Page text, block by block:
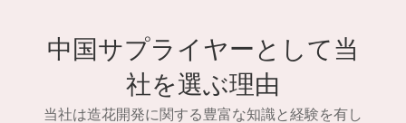
中国サプライヤーとして当
社を選ぶ理由
当社は造花開発に関する豊富な知識と経験を有し